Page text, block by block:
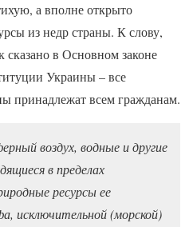
а вполне открыто
из недр страны. К слову,
сказано в Основном законе
Украины – все
принадлежат всем гражданам.
воздух, водные и другие
в пределах
ресурсы ее
исключительной (морской)